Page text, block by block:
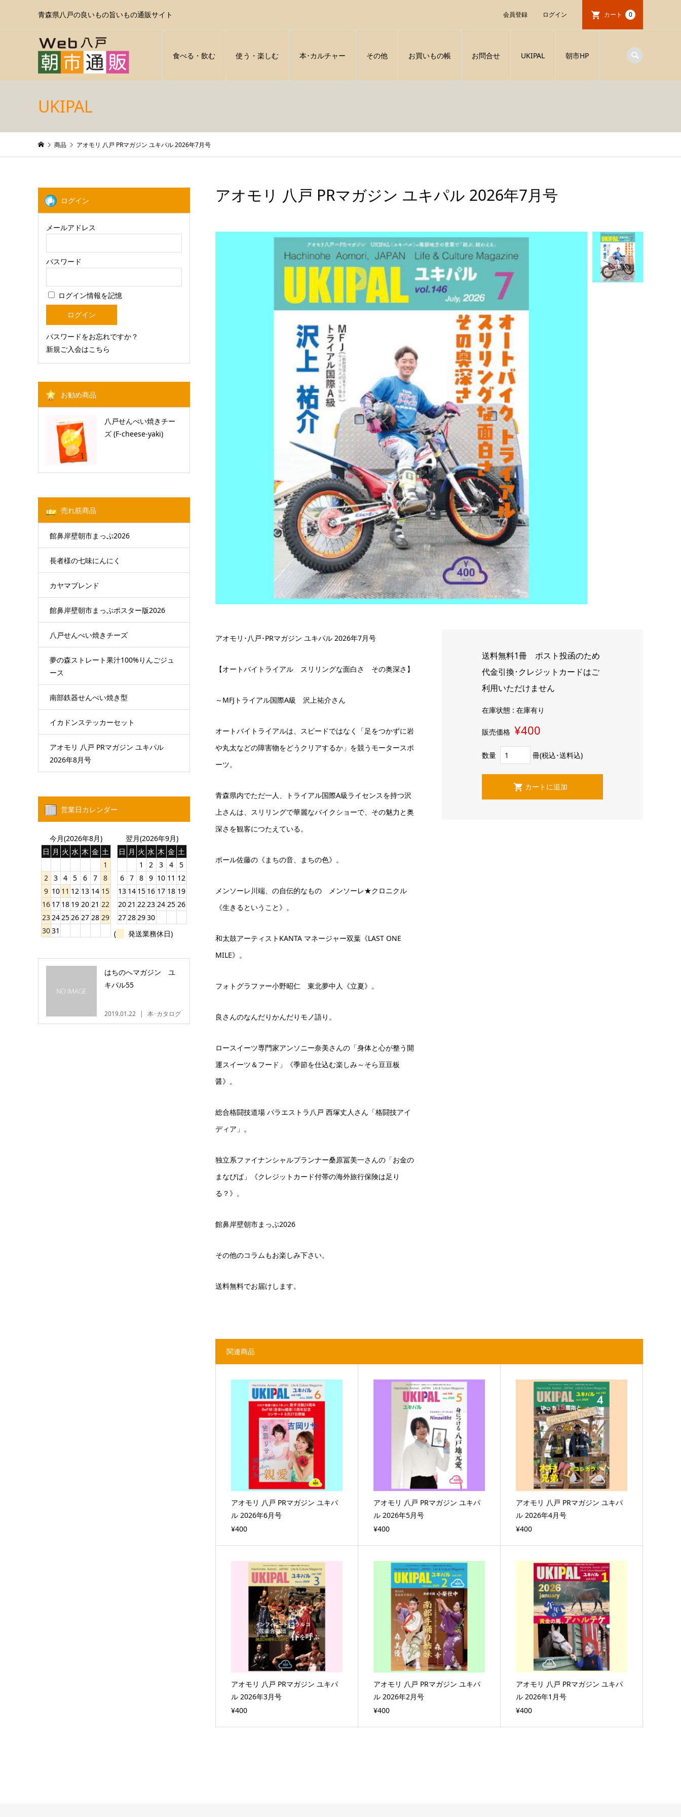
青森県八戸の良いもの旨いもの通販サイト 会員登録 ログイン カート 0
食べる・飲む 使う・楽しむ 本･カルチャー その他 お買いもの帳 お問合せ UKIPAL 朝市HP
UKIPAL
商品 アオモリ 八戸 PRマガジン ユキパル 2026年7月号
アオモリ 八戸 PRマガジン ユキパル 2026年7月号
アオモリ･八戸･PRマガジン ユキパル 2026年7月号
【オートバイトライアル スリリングな面白さ その奥深さ】
～MFJトライアル国際A級 沢上祐介さん
オートバイトライアルは、スピードではなく「足をつかずに岩
や丸太などの障害物をどうクリアするか」を競うモータースポ
ーツ。
青森県内でただ一人、トライアル国際A級ライセンスを持つ沢
上さんは、スリリングで華麗なバイクショーで、その魅力と奥
深さを観客につたえている。
ポール佐藤の《まちの音、まちの色》。
メンソーレ川端、の自伝的なもの メンソーレ★クロニクル
《生きるということ》。
和太鼓アーティストKANTA マネージャー双葉《LAST ONE
MILE》。
フォトグラファー小野昭仁 東北夢中人《立夏》。
良さんのなんだりかんだりモノ語り。
ロースイーツ専門家アンソニー奈美さんの「身体と心が整う開
運スイーツ＆フード」《季節を仕込む楽しみ～そら豆豆板
醤》。
総合格闘技道場 パラエストラ八戸 西塚丈人さん「格闘技アイ
ディア」。
独立系ファイナンシャルプランナー桑原冨美一さんの「お金の
まなびば」《クレジットカード付帯の海外旅行保険は足り
る？》。
館鼻岸壁朝市まっぷ2026
その他のコラムもお楽しみ下さい。
送料無料でお届けします。
送料無料1冊 ポスト投函のため
代金引換･クレジットカードはご
利用いただけません
在庫状態 : 在庫有り
販売価格 ¥400
数量 冊(税込･送料込)
関連商品
アオモリ 八戸 PRマガジン ユキパ
ル 2026年6月号
¥400
アオモリ 八戸 PRマガジン ユキパ
ル 2026年5月号
¥400
アオモリ 八戸 PRマガジン ユキパ
ル 2026年4月号
¥400
アオモリ 八戸 PRマガジン ユキパ
ル 2026年3月号
¥400
アオモリ 八戸 PRマガジン ユキパ
ル 2026年2月号
¥400
アオモリ 八戸 PRマガジン ユキパ
ル 2026年1月号
¥400
ログイン
メールアドレス
パスワード
ログイン情報を記憶
パスワードをお忘れですか？
新規ご入会はこちら
お勧め商品
八戸せんべい焼きチー
ズ (F-cheese-yaki)
売れ筋商品
館鼻岸壁朝市まっぷ2026
長者様の七味にんにく
カヤマブレンド
館鼻岸壁朝市まっぷポスター版2026
八戸せんべい焼きチーズ
夢の森ストレート果汁100%りんごジュ
ース
南部鉄器せんべい焼き型
イカドンステッカーセット
アオモリ 八戸 PRマガジン ユキパル
2026年8月号
営業日カレンダー
今月(2026年8月)
日 月 火 水 木 金 土
1
2 3 4 5 6 7
8
9 10 11 12 13 14 15
16 17 18 19 20 21 22
23242526 27 28 29
3031
翌月(2026年9月)
日 月 火 水 木 金 土
1
2 3 4
5
6 7 8 9 10 11 12
13 14 15 16 17 18 19
2021 2223 24 25 26
27282930
(
発送業務休日)
はちのへマガジン ユ
キパル55
2019.01.22 本･カタログ